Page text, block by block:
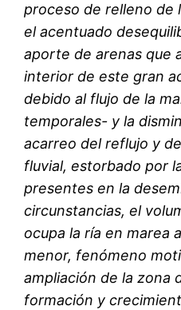
proceso de relleno de
el acentuado
aporte de arenas que
interior de este gran
debido al flujo de la
temporales- y la
acarreo del reflujo y
fluvial, estorbado por
presentes en la
circunstancias, el
ocupa la ría en marea
menor, fenómeno
ampliación de la zona
formación y